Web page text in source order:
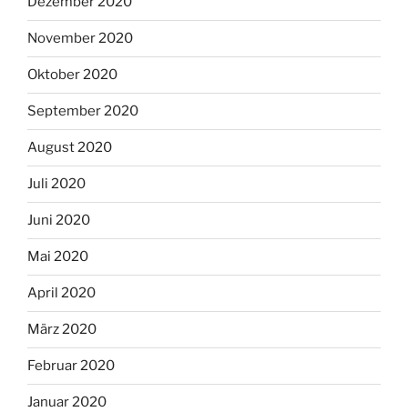
November 2020
Oktober 2020
September 2020
August 2020
Juli 2020
Juni 2020
Mai 2020
April 2020
März 2020
Februar 2020
Januar 2020